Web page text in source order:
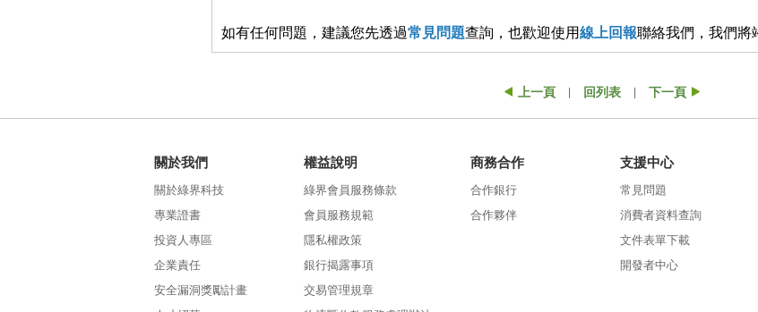
如有任何問題，建議您先透過常見問題查詢，也歡迎使用線上回報聯絡我們 ，我們將
上一頁 回列表 下一頁
關於我們
關於綠界科技
專業證書
投資人專區
企業責任
安全漏洞獎勵計畫
權益說明
綠界會員服務條款
會員服務規範
隱私權政策
銀行揭露事項
交易管理規章
商務合作
合作銀行
合作夥伴
支援中心
常見問題
消費者資料查詢
文件表單下載
開發者中心